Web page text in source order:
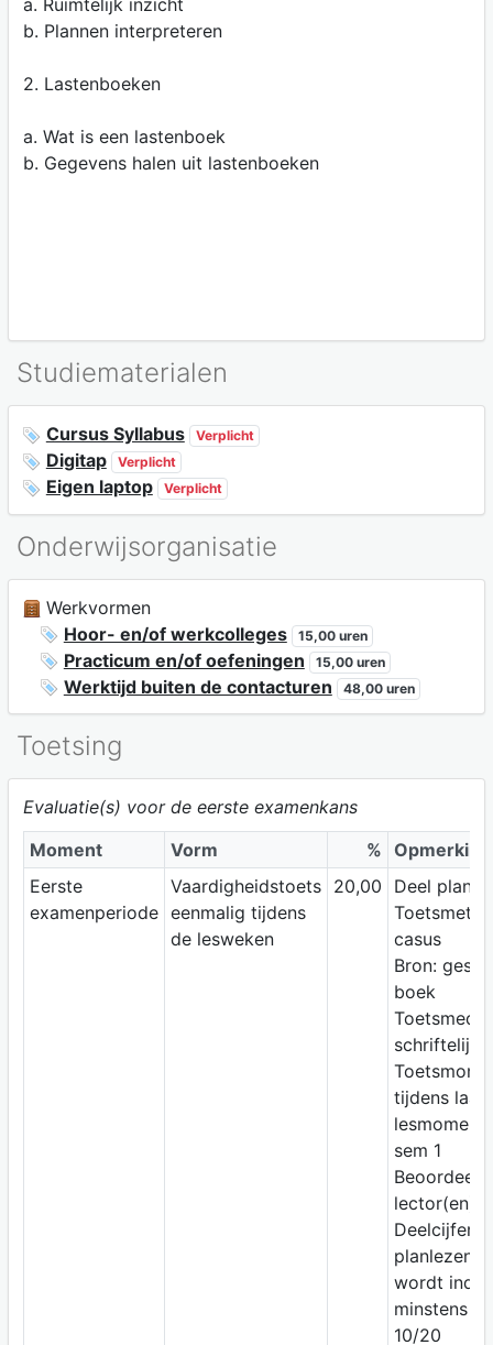
a. Ruimtelijk inzicht
b. Plannen interpreteren
2. Lastenboeken
a. Wat is een lastenboek
b. Gegevens halen uit lastenboeken
Studiematerialen
Cursus Syllabus Verplicht
Digitap Verplicht
Eigen laptop Verplicht
Onderwijsorganisatie
Werkvormen
Hoor- en/of werkcolleges
15,00 uren
Practicum en/of oefeningen 15,00 uren
Werktijd buiten de contacturen 48,00 uren
Toetsing
Evaluatie(s) voor de eerste examenkans
Moment
Vorm % Opmerking
Eerste
examenperiode
Vaardigheidstoets
eenmalig tijdens
de lesweken
20,00
Deel
casus
Bron:
boek
schriftelijk
tijdens
lesmoment
sem 1
lector(en)
Deelcijfer
planlezen
wordt
minstens
10/20